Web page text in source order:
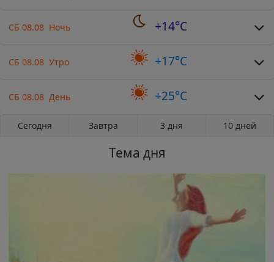
СБ 08.08 Ночь +14°C
СБ 08.08 Утро +17°C
СБ 08.08 День +25°C
Сегодня Завтра 3 дня 10 дней
Тема дня